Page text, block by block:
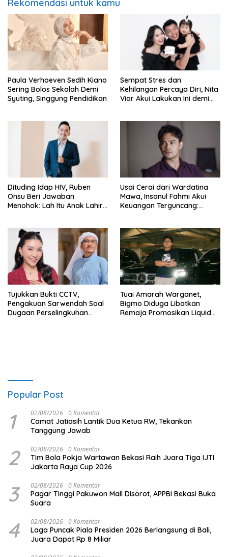
Rekomendasi untuk kamu
Paula Verhoeven Sedih Kiano
Sering Bolos Sekolah Demi
Syuting, Singgung Pendidikan
Sempat Stres dan
Kehilangan Percaya Diri, Nita
Vior Akui Lakukan Ini demi
Dituding Idap HIV, Ruben
Onsu Beri Jawaban
Menohok: Lah Itu Anak Lahir
Usai Cerai dari Wardatina
Mawa, Insanul Fahmi Akui
Keuangan Terguncang:
Tujukkan Bukti CCTV,
Pengakuan Sarwendah Soal
Dugaan Perselingkuhan
Tuai Amarah Warganet,
Bigmo Diduga Libatkan
Remaja Promosikan Liquid
Popular Post
1 02/08/2026 0 Komentar
Camat Jatiasih Lantik Dua Ketua RW, Tekankan
Tanggung Jawab
2 02/08/2026 0 Komentar
Tim Bola Pokja Wartawan Bekasi Raih Juara Tiga IJTI
Jakarta Raya Cup 2026
3 02/08/2026 0 Komentar
Pagar Tinggi Pakuwon Mall Disorot, APPBI Bekasi Buka
Suara
4 02/08/2026 0 Komentar
Laga Puncak Piala Presiden 2026 Berlangsung di Bali,
Juara Dapat Rp 8 Miliar